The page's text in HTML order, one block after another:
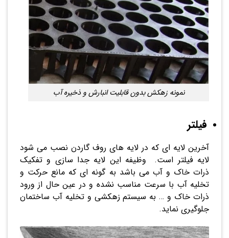
نمونه زهکش بدون قابلیت انبارش و ذخیره آب
فیلتر
آخرین لایه ای که در لایه های روف گاردن نصب می شود
لایه فیلتر است. وظیفه این لایه جدا سازی و تفکیک
ذرات خاک و آب می باشد به گونه ای که مانع حرکت و
تخلیه آب با سرعت مناسب نشده و در عین حال از ورود
ذرات خاک و … به سیستم زهکشی و تخلیه آب ساختمان
جلوگیری نماید.